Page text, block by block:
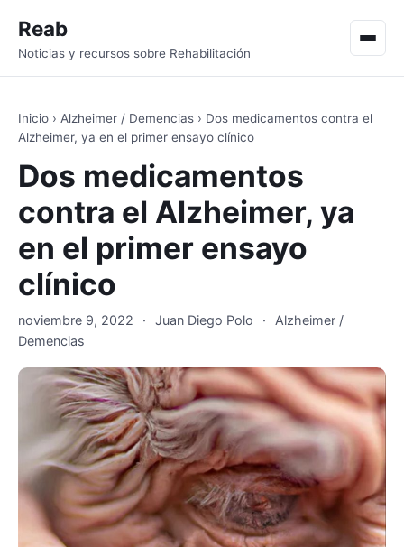
Reab
Noticias y recursos sobre Rehabilitación
Inicio › Alzheimer / Demencias › Dos medicamentos contra el
Alzheimer, ya en el primer ensayo clínico
Dos medicamentos
contra el Alzheimer, ya
en el primer ensayo
clínico
noviembre 9, 2022 · Juan Diego Polo ·
Alzheimer /
Demencias